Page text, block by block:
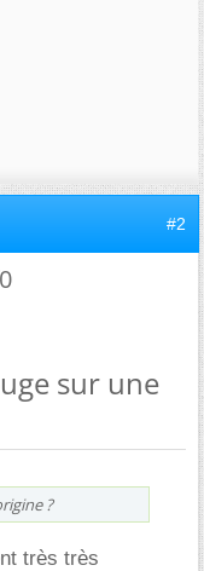
#2
sur une
?
très très